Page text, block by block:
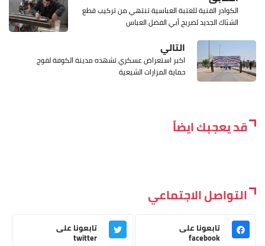
الكوادر الفنية للعتبة العباسية تنتهي من تركيب قطع
الشبّاك الجديد لضريح أبي الفضل العباس
التالي
اكبر استعراض عسكري تشهده مدينة الكوفة لفوج
حماية المزارات الشيعية
قد يعجبك ايضاً
التواصل الاجتماعي
تابعونا على
facebook
تابعونا على
twitter